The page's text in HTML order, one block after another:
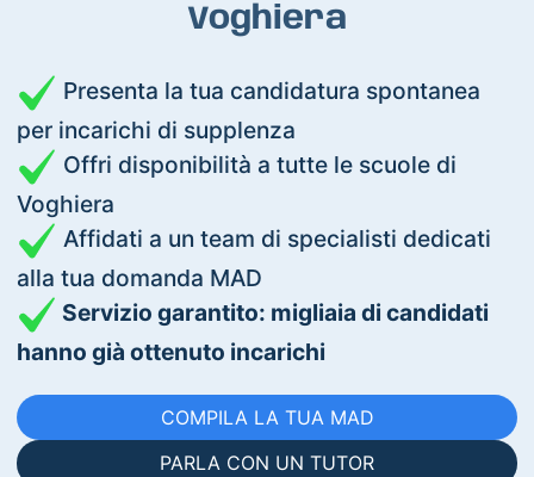
Voghiera
Presenta la tua candidatura spontanea
per incarichi di supplenza
Offri disponibilità a tutte le scuole di
Voghiera
Affidati a un team di specialisti dedicati
alla tua domanda MAD
Servizio garantito: migliaia di candidati
hanno già ottenuto incarichi
COMPILA LA TUA MAD
PARLA CON UN TUTOR